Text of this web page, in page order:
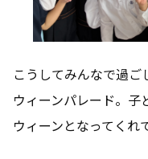
こうしてみんなで過
ウィーンパレード。子
ウィーンとなってくれ